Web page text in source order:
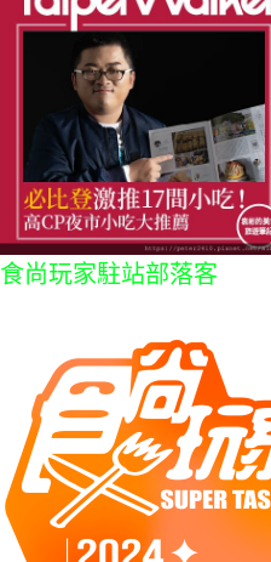
食尚玩家駐站部落客